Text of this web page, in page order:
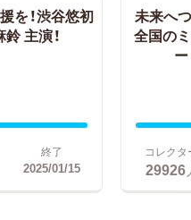
を！渋谷悠初
主演！
終了
2025/01/15
未来へ
全国の
コレクタ
29926